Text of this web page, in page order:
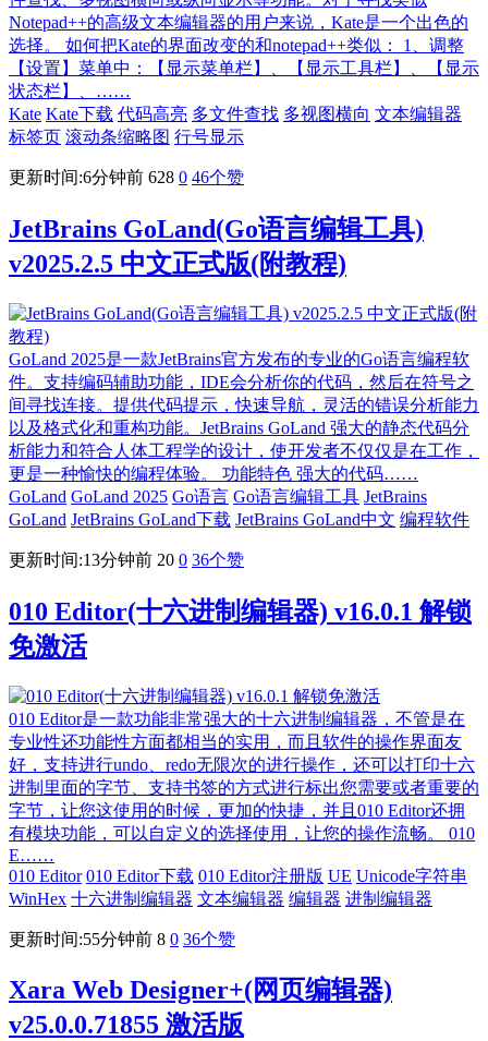
Notepad++的高级文本编辑器的用户来说，Kate是一个出色的
选择。 如何把Kate的界面改变的和notepad++类似： 1、调整
【设置】菜单中：【显示菜单栏】、【显示工具栏】、【显示
状态栏】、……
Kate Kate下载 代码高亮 多文件查找 多视图横向 文本编辑器
标签页 滚动条缩略图 行号显示
更新时间:6分钟前 628 0 46个赞
JetBrains GoLand(Go语言编辑工具)
v2025.2.5 中文正式版(附教程)
GoLand 2025是一款JetBrains官方发布的专业的Go语言编程软
件。支持编码辅助功能，IDE会分析你的代码，然后在符号之
间寻找连接。提供代码提示，快速导航，灵活的错误分析能力
以及格式化和重构功能。JetBrains GoLand 强大的静态代码分
析能力和符合人体工程学的设计，使开发者不仅仅是在工作，
更是一种愉快的编程体验。 功能特色 强大的代码……
GoLand GoLand 2025 Go语言 Go语言编辑工具 JetBrains
GoLand JetBrains GoLand下载 JetBrains GoLand中文 编程软件
更新时间:13分钟前 20 0 36个赞
010 Editor(十六进制编辑器) v16.0.1 解锁
免激活
010 Editor是一款功能非常强大的十六进制编辑器，不管是在
专业性还功能性方面都相当的实用，而且软件的操作界面友
好，支持进行undo、redo无限次的进行操作，还可以打印十六
进制里面的字节、支持书签的方式进行标出您需要或者重要的
字节，让您这使用的时候，更加的快捷，并且010 Editor还拥
有模块功能，可以自定义的选择使用，让您的操作流畅。 010
E……
010 Editor 010 Editor下载 010 Editor注册版 UE Unicode字符串
WinHex 十六进制编辑器 文本编辑器 编辑器 进制编辑器
更新时间:55分钟前 8 0 36个赞
Xara Web Designer+(网页编辑器)
v25.0.0.71855 激活版